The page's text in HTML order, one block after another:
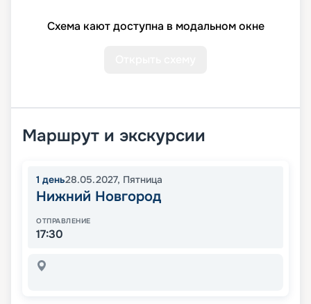
Схема кают доступна в модальном окне
Маршрут и экскурсии
1 день28.05.2027, Пятница
Нижний Новгород
ОТПРАВЛЕНИЕ
17:30